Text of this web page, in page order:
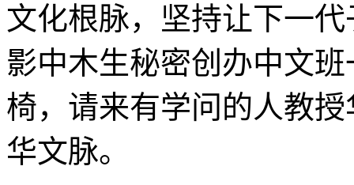
文化根脉，坚持让下一
影中木生秘密创办中文
椅，请来有学问的人教
华文脉。